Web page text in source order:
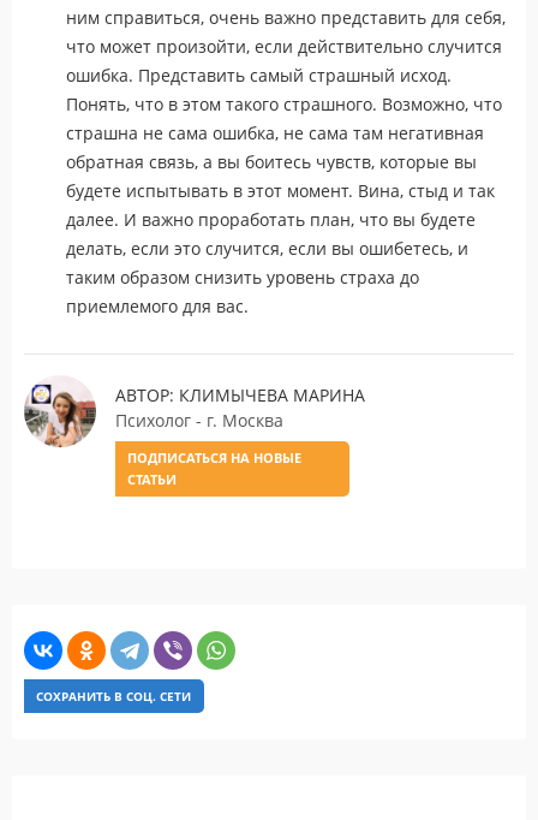
ним справиться, очень важно представить для себя,
что может произойти, если действительно случится
ошибка. Представить самый страшный исход.
Понять, что в этом такого страшного. Возможно, что
страшна не сама ошибка, не сама там негативная
обратная связь, а вы боитесь чувств, которые вы
будете испытывать в этот момент. Вина, стыд и так
далее. И важно проработать план, что вы будете
делать, если это случится, если вы ошибетесь, и
таким образом снизить уровень страха до
приемлемого для вас.
АВТОР: КЛИМЫЧЕВА МАРИНА
Психолог - г. Москва
ПОДПИСАТЬСЯ НА НОВЫЕ
СТАТЬИ
СОХРАНИТЬ В СОЦ. СЕТИ